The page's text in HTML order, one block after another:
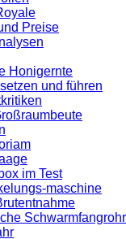
Preise
Honigernte
und führen
im Test
maschine
Schwarmfangrohr